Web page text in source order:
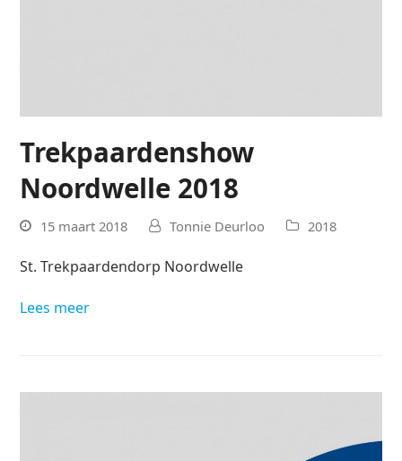
Trekpaardenshow
Noordwelle 2018
15 maart 2018 Tonnie Deurloo 2018
St. Trekpaardendorp Noordwelle
Lees meer